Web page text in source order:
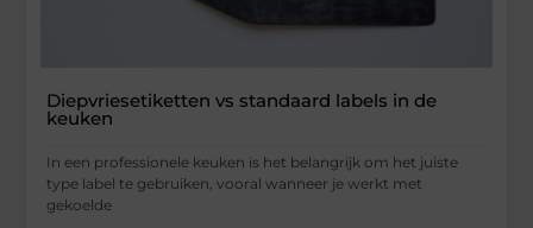
Diepvriesetiketten vs standaard labels in de
keuken
In een professionele keuken is het belangrijk om het juiste
type label te gebruiken, vooral wanneer je werkt met
gekoelde